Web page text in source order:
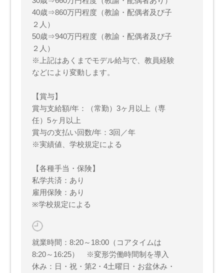
40歳⇒860万円程度（教諭・配偶者及び子
２人）
50歳⇒940万円程度（教諭・配偶者及び子
２人）
※上記はあくまでモデル給与で、教員経験
などにより変動します。
【賞与】
賞与支給額/年：（常勤）3ヶ月以上（専
任）5ヶ月以上
賞与の支払い回数/年：3回／年
※実績値、学校規定による
【各種手当・保険】
私学共済：あり
雇用保険：あり
※学校規定による
就業時間：8:20～18:00（コアタイムは
8:20～16:25） ※変形労働時間制を導入
休み：日・祝・第2・4土曜日・お盆休み・